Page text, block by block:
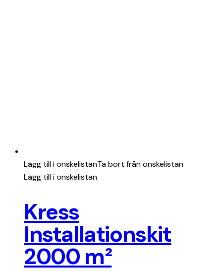
Lägg till i önskelistanTa bort från önskelistan
Lägg till i önskelistan
Kress
Installationskit
2000 m²